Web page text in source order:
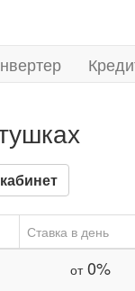
Ставка в день
от0%